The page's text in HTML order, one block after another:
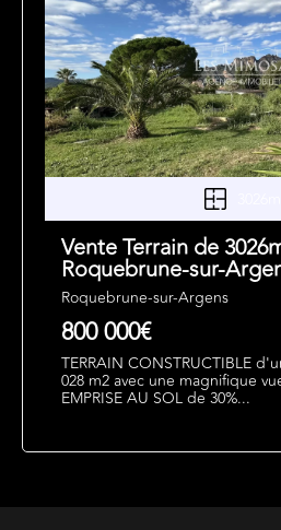
Vente Terrain de
Roquebrune-sur-
Roquebrune-sur-Argens
800 000€
TERRAIN CONSTRUCTIBLE
028 m2 avec une magnifique
EMPRISE AU SOL de 30%...